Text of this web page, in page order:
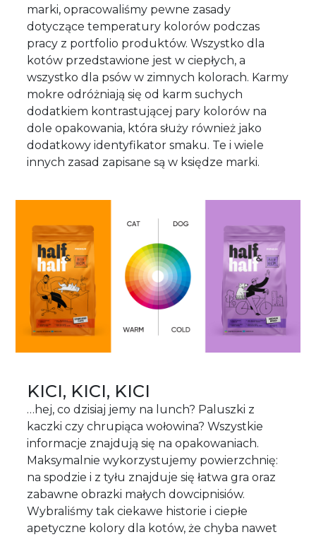
marki, opracowaliśmy pewne zasady
dotyczące temperatury kolorów podczas
pracy z portfolio produktów. Wszystko dla
kotów przedstawione jest w ciepłych, a
wszystko dla psów w zimnych kolorach. Karmy
mokre odróżniają się od karm suchych
dodatkiem kontrastującej pary kolorów na
dole opakowania, która służy również jako
dodatkowy identyfikator smaku. Te i wiele
innych zasad zapisane są w księdze marki.
KICI, KICI, KICI
…hej, co dzisiaj jemy na lunch? Paluszki z
kaczki czy chrupiąca wołowina? Wszystkie
informacje znajdują się na opakowaniach.
Maksymalnie wykorzystujemy powierzchnię:
na spodzie i z tyłu znajduje się łatwa gra oraz
zabawne obrazki małych dowcipnisiów.
Wybraliśmy tak ciekawe historie i ciepłe
apetyczne kolory dla kotów, że chyba nawet